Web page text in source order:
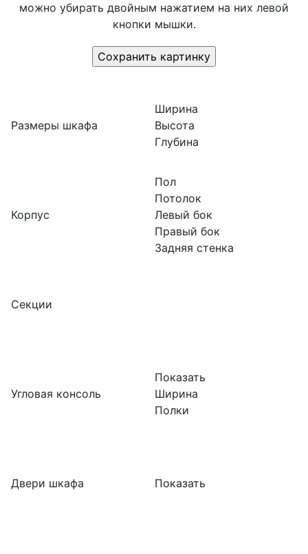
можно убирать двойным нажатием на них левой
кнопки мышки.
Размеры шкафа
Корпус
Секции
Угловая консоль
Двери шкафа
Ширина
Высота
Глубина
Пол
Потолок
Левый бок
Правый бок
Задняя стенка
Показать
Ширина
Полки
Показать